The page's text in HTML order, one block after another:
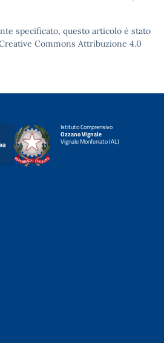
specificato, questo articolo è stato
Commons Attribuzione 4.0
Istituto Comprensivo
Ozzano Vignale
Vignale Monferrato (AL)